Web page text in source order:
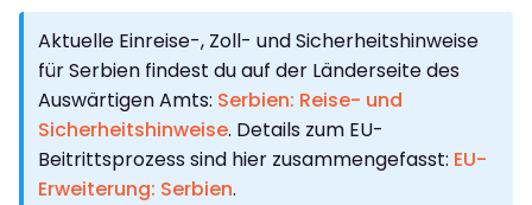
Aktuelle Einreise-, Zoll- und Sicherheitshinweise
für Serbien findest du auf der Länderseite des
Auswärtigen Amts: Serbien: Reise- und
Sicherheitshinweise. Details zum EU-
Beitrittsprozess sind hier zusammengefasst: EU-
Erweiterung: Serbien.